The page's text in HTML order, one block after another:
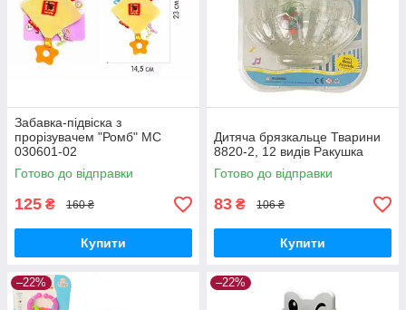
Забавка-підвіска з
прорізувачем "Ромб" МС
030601-02
Готово до відправки
125 ₴ 160 ₴
Купити
Дитяча брязкальце Тварини
8820-2, 12 видів Ракушка
Готово до відправки
83 ₴ 106 ₴
Купити
–22% –22%